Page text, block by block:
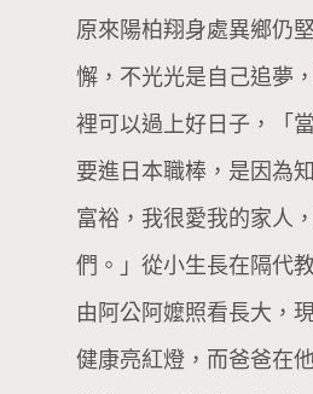
原來陽柏翔身處異鄉仍
懈，不光光是自己追夢
裡可以過上好日子，「
要進日本職棒，是因為
富裕，我很愛我的家人
們。」從小生長在隔代
由阿公阿嬤照看長大，
健康亮紅燈，而爸爸在